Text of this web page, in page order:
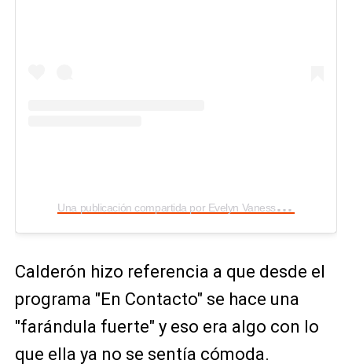
U
na publicación compartida por Evelyn Vanessa Calderón (@evelynvcalderon)
Calderón hizo referencia a que desde el
programa "En Contacto" se hace una
"farándula fuerte" y eso era algo con lo
que ella ya no se sentía cómoda.